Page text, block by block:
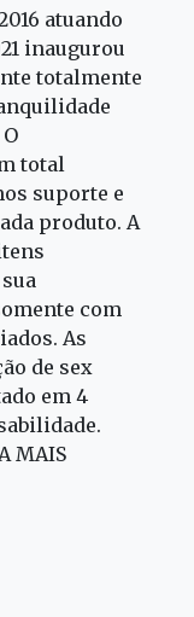
atuando
inaugurou
totalmente
total
suporte e
produto. A
com
As
de sex
em 4
MAIS